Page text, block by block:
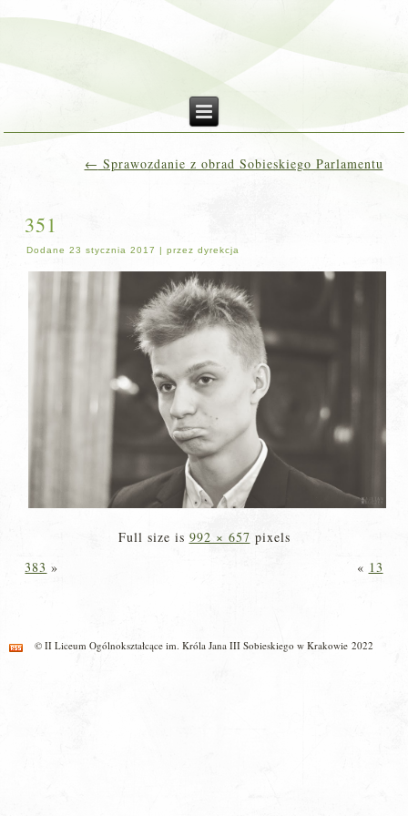
← Sprawozdanie z obrad Sobieskiego Parlamentu
351
Dodane 23 stycznia 2017 |przez dyrekcja
Full size is 992 × 657 pixels
383 » « 13
© II Liceum Ogólnokształcące im. Króla Jana III Sobieskiego w Krakowie 2022